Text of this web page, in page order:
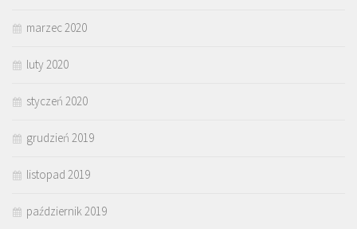
marzec 2020
luty 2020
styczeń 2020
grudzień 2019
listopad 2019
październik 2019